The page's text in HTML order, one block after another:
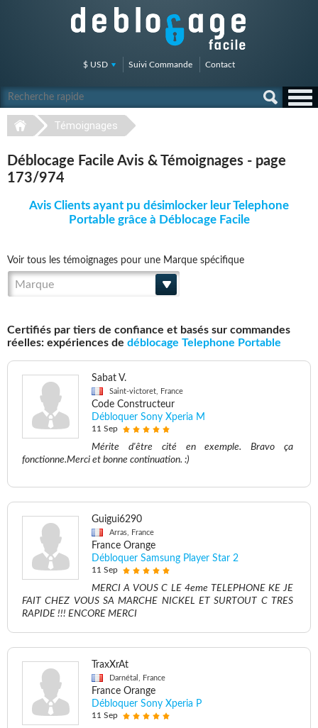
$ USD Suivi Commande Contact
Témoignages
Déblocage Facile Avis & Témoignages - page
173/974
Avis Clients ayant pu désimlocker leur Telephone
Portable grâce à Déblocage Facile
Voir tous les témoignages pour une Marque spécifique
Marque
Certifiés par tiers de confiance et basés sur commandes
réelles: expériences de déblocage Telephone Portable
Sabat V.
Saint-victoret, France
Code Constructeur
Débloquer Sony Xperia M
11 Sep
Mérite d'être cité en exemple. Bravo ça
fonctionne.Merci et bonne continuation. :)
Guigui6290
Arras, France
France Orange
Débloquer Samsung Player Star 2
11 Sep
MERCI A VOUS C LE 4eme TELEPHONE KE JE
FAIT CHEZ VOUS SA MARCHE NICKEL ET SURTOUT C TRES
RAPIDE !!! ENCORE MERCI
TraxXrAt
Darnétal, France
France Orange
Débloquer Sony Xperia P
11 Sep